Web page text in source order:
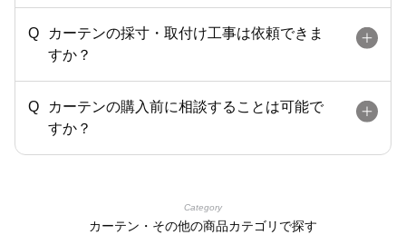
カーテンの採寸・取付け工事は依頼できま
すか？
カーテンの購入前に相談することは可能で
すか？
Category
カーテン・その他の商品カテゴリで探す